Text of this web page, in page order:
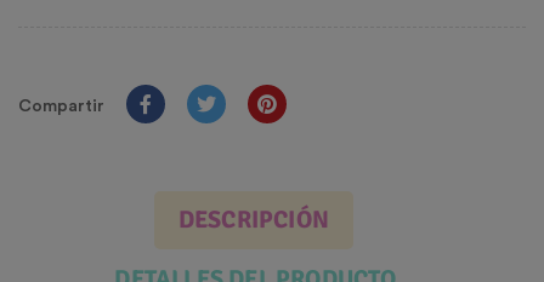
Compartir
DESCRIPCIÓN